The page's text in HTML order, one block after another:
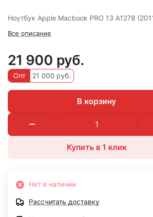
Ноутбук Apple Macbook PRO 13 A1278
Все описание
21 900 руб.
Опт 21 000 руб.
В корзину
Купить в 1 клик
Нет в наличии
Рассчитать доставку